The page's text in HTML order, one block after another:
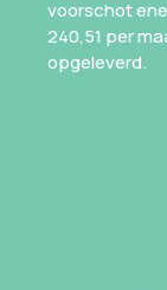
voorschot
240,51 per
opgeleverd.